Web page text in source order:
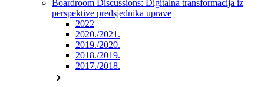
Boardroom Discussions: Digitalna transformacija iz
perspektive predsjednika uprave
2022
2020./2021.
2019./2020.
2018./2019.
2017./2018.
chevron_right